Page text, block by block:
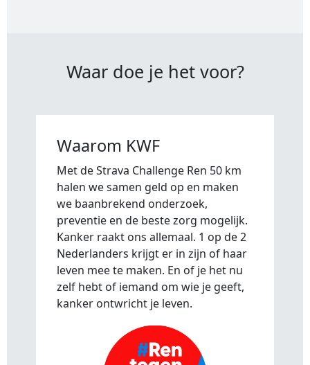
Waar doe je het voor?
Waarom KWF
Met de Strava Challenge Ren 50 km
halen we samen geld op en maken
we baanbrekend onderzoek,
preventie en de beste zorg mogelijk.
Kanker raakt ons allemaal. 1 op de 2
Nederlanders krijgt er in zijn of haar
leven mee te maken. En of je het nu
zelf hebt of iemand om wie je geeft,
kanker ontwricht je leven.